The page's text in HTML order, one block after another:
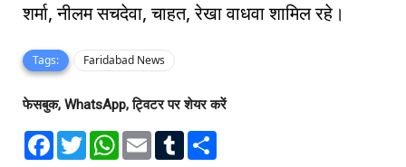
शर्मा, नीलम सचदेवा, चाहत, रेखा वाधवा शामिल रहे।
Tags: Faridabad News
फेसबुक, WhatsApp, ट्विटर पर शेयर करें
F
T
w
W
E
T